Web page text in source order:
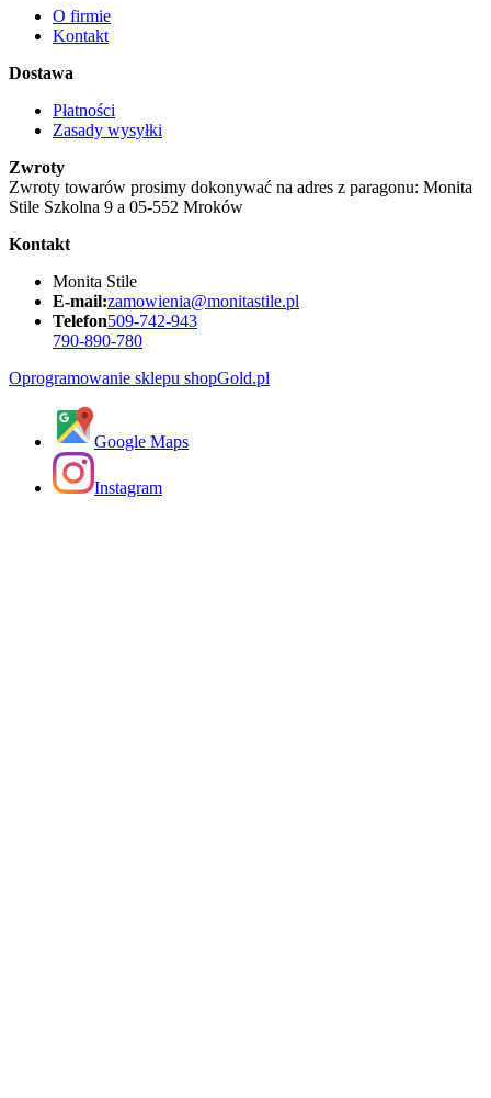
O firmie
Kontakt
Dostawa
Płatności
Zasady wysyłki
Zwroty
Zwroty towarów prosimy dokonywać na adres z paragonu: Monita
Stile Szkolna 9 a 05-552 Mroków
Kontakt
Monita Stile
E-mail:zamowienia@monitastile.pl
Telefon509-742-943
790-890-780
Oprogramowanie sklepu shopGold.pl
Google Maps
Instagram